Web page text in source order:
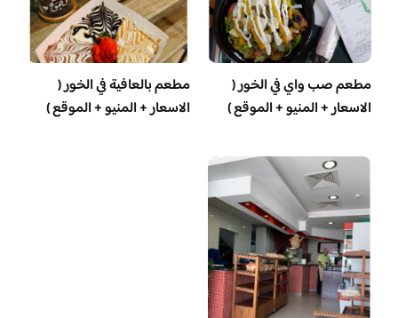
مطعم صب واي في الخور (
الاسعار + المنيو + الموقع )
مطعم بالعافية في الخور (
الاسعار + المنيو + الموقع )